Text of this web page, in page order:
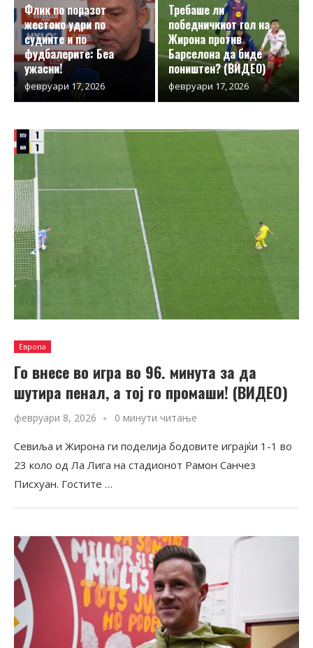
Флик по поразот
жестоко удри по
судиите и по
фудбалерите: Беа
ужасни!
февруари 17, 2026
Требаше ли
победничкиот гол на
Жирона против
Барселона да биде
поништен? (ВИДЕО)
февруари 17, 2026
Европа
Го внесе во игра во 96. минута за да
шутира пенал, а тој го промаши! (ВИДЕО)
февруари 8, 2026 0 минути читање
Севиља и Жирона ги поделија бодовите играјќи 1-1 во
23 коло од Ла Лига на стадионот Рамон Санчез
Писхуан. Гостите …